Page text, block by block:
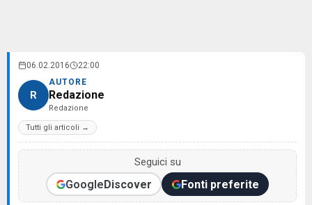
06.02.2016 22:00
R
AUTORE
Redazione
Redazione
Tutti gli articoli →
Seguici su
GoogleDiscover Fonti preferite